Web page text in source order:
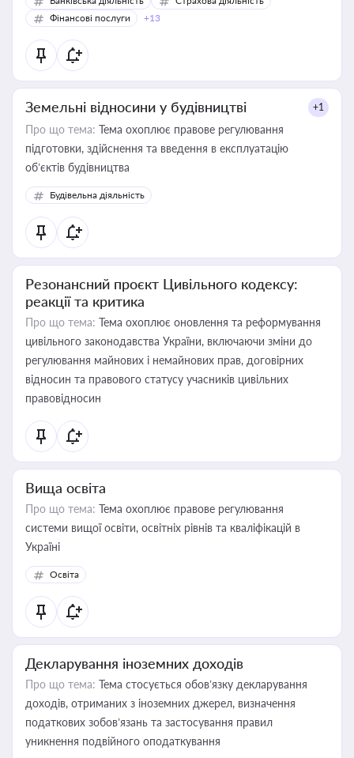
Фінансові послуги
+13
Земельні відносини у будівництві +1
Про що тема: Тема охоплює правове регулювання
підготовки, здійснення та введення в експлуатацію
об’єктів будівництва
Будівельна діяльність
Резонансний проєкт Цивільного кодексу:
реакції та критика
Про що тема: Тема охоплює оновлення та реформування
цивільного законодавства України, включаючи зміни до
регулювання майнових і немайнових прав, договірних
відносин та правового статусу учасників цивільних
правовідносин
Вища освіта
Про що тема: Тема охоплює правове регулювання
системи вищої освіти, освітніх рівнів та кваліфікацій в
Україні
Освіта
Декларування іноземних доходів
Про що тема: Тема стосується обов’язку декларування
доходів, отриманих з іноземних джерел, визначення
податкових зобов’язань та застосування правил
уникнення подвійного оподаткування